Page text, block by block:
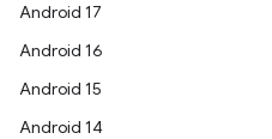
Android 17
Android 16
Android 15
Android 14